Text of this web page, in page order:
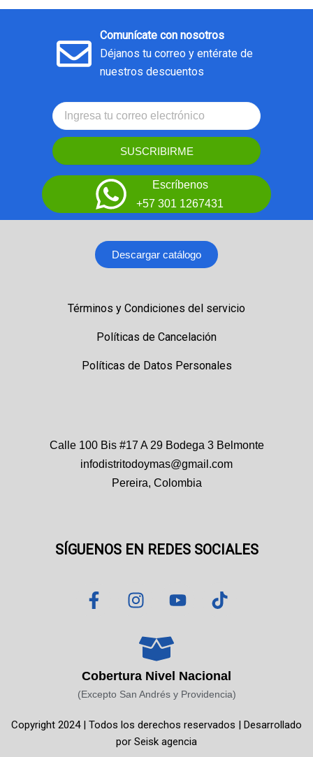
Comunícate con nosotros
Déjanos tu correo y entérate de
nuestros descuentos
SUSCRIBIRME
Escríbenos
+57 301 1267431
Descargar catálogo
Términos y Condiciones del servicio
Políticas de Cancelación
Políticas de Datos Personales
Calle 100 Bis #17 A 29 Bodega 3 Belmonte
infodistritodoymas@gmail.com
Pereira, Colombia
SÍGUENOS EN REDES SOCIALES
F
a
o
o
-
I
n
t
a
g
r
m
Y
o
b
e
T
i
k
Cobertura Nivel Nacional
(Excepto San Andrés y Providencia)
Copyright 2024 | Todos los derechos reservados | Desarrollado
por Seisk agencia